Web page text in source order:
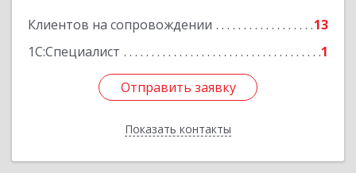
Клиентов на сопровождении
13
1С:Специалист
1
Отправить заявку
Показать контакты
Подробнее
Отправить заявку
Назад